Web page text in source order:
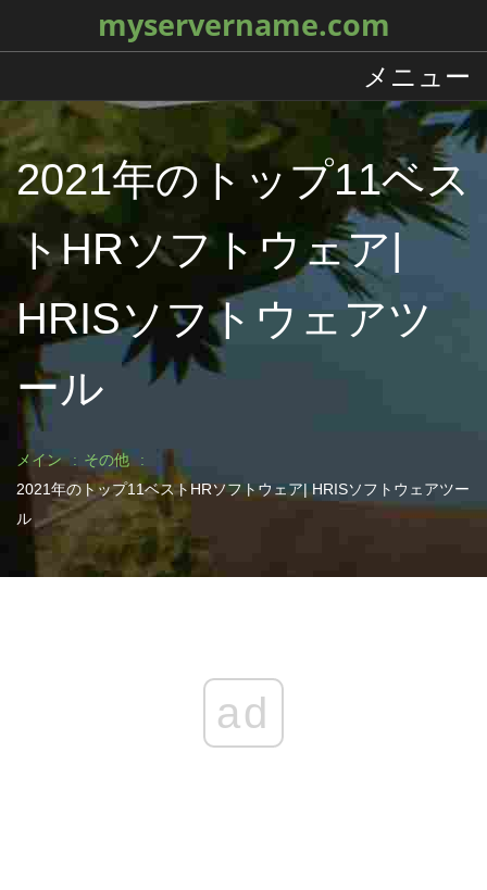
myservername.com
メニュー
2021年のトップ11ベス
トHRソフトウェア|
HRISソフトウェアツ
ール
メイン
その他
2021年のトップ11ベストHRソフトウェア| HRISソフトウェアツー
ル
ad